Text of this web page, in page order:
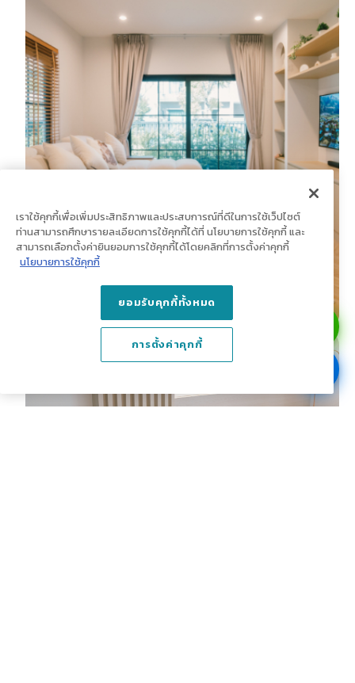
เราใช้คุกกี้เพื่อเพิ่มประสิทธิภาพและประสบการณ์ที่ดีในการใช้เว็ปไซต์
ท่านสามารถศึกษารายละเอียดการใช้คุกกี้ได้ที่ นโยบายการใช้คุกกี้ และ
สามารถเลือกตั้งค่ายินยอมการใช้คุกกี้ได้โดยคลิกที่การตั้งค่าคุกกี้
นโยบายการใช้คุกกี้
ยอมรับคุกกี้ทั้งหมด
การตั้งค่าคุกกี้